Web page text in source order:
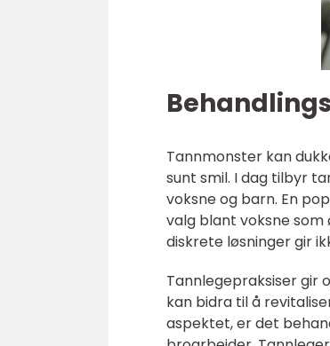
Tannmonster kan
sunt smil. I dag tilbyr
voksne og barn. En
valg blant voksne
diskrete løsninger gir
Tannlegepraksiser gir
kan bidra til å
aspektet, er det